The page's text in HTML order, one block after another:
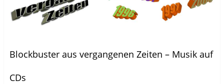
Blockbuster aus vergangenen Zeiten – Musik auf
CDs